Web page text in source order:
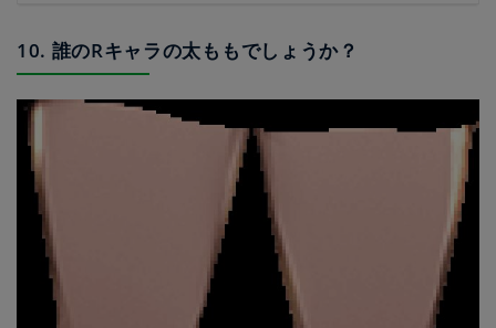
10. 誰のRキャラの太ももでしょうか？